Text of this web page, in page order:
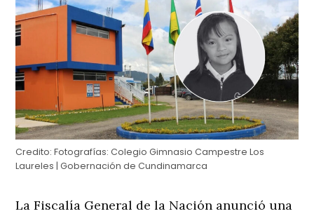
Credito: Fotografías: Colegio Gimnasio Campestre Los
Laureles | Gobernación de Cundinamarca
La Fiscalía General de la Nación anunció una